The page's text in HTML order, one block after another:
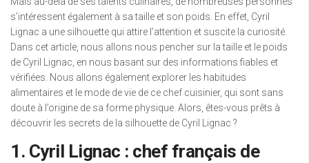
s’intéressent également à sa taille et son poids. En effet, Cyril
Lignac a une silhouette qui attire l’attention et suscite la curiosité.
Dans cet article, nous allons nous pencher sur la taille et le poids
de Cyril Lignac, en nous basant sur des informations fiables et
vérifiées. Nous allons également explorer les habitudes
alimentaires et le mode de vie de ce chef cuisinier, qui sont sans
doute à l’origine de sa forme physique. Alors, êtes-vous prêts à
découvrir les secrets de la silhouette de Cyril Lignac ?
1. Cyril Lignac : chef français de